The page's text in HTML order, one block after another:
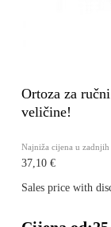
Ortoza za
veličine!
Najniža cijena u zadnjih
37,10 €
Sales price with